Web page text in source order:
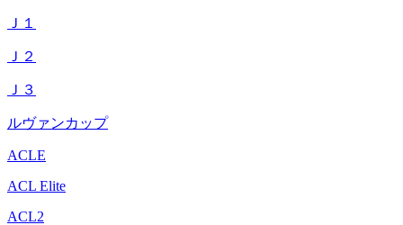
Ｊ１
Ｊ２
Ｊ３
ルヴァンカップ
ACLE
ACL Elite
ACL2